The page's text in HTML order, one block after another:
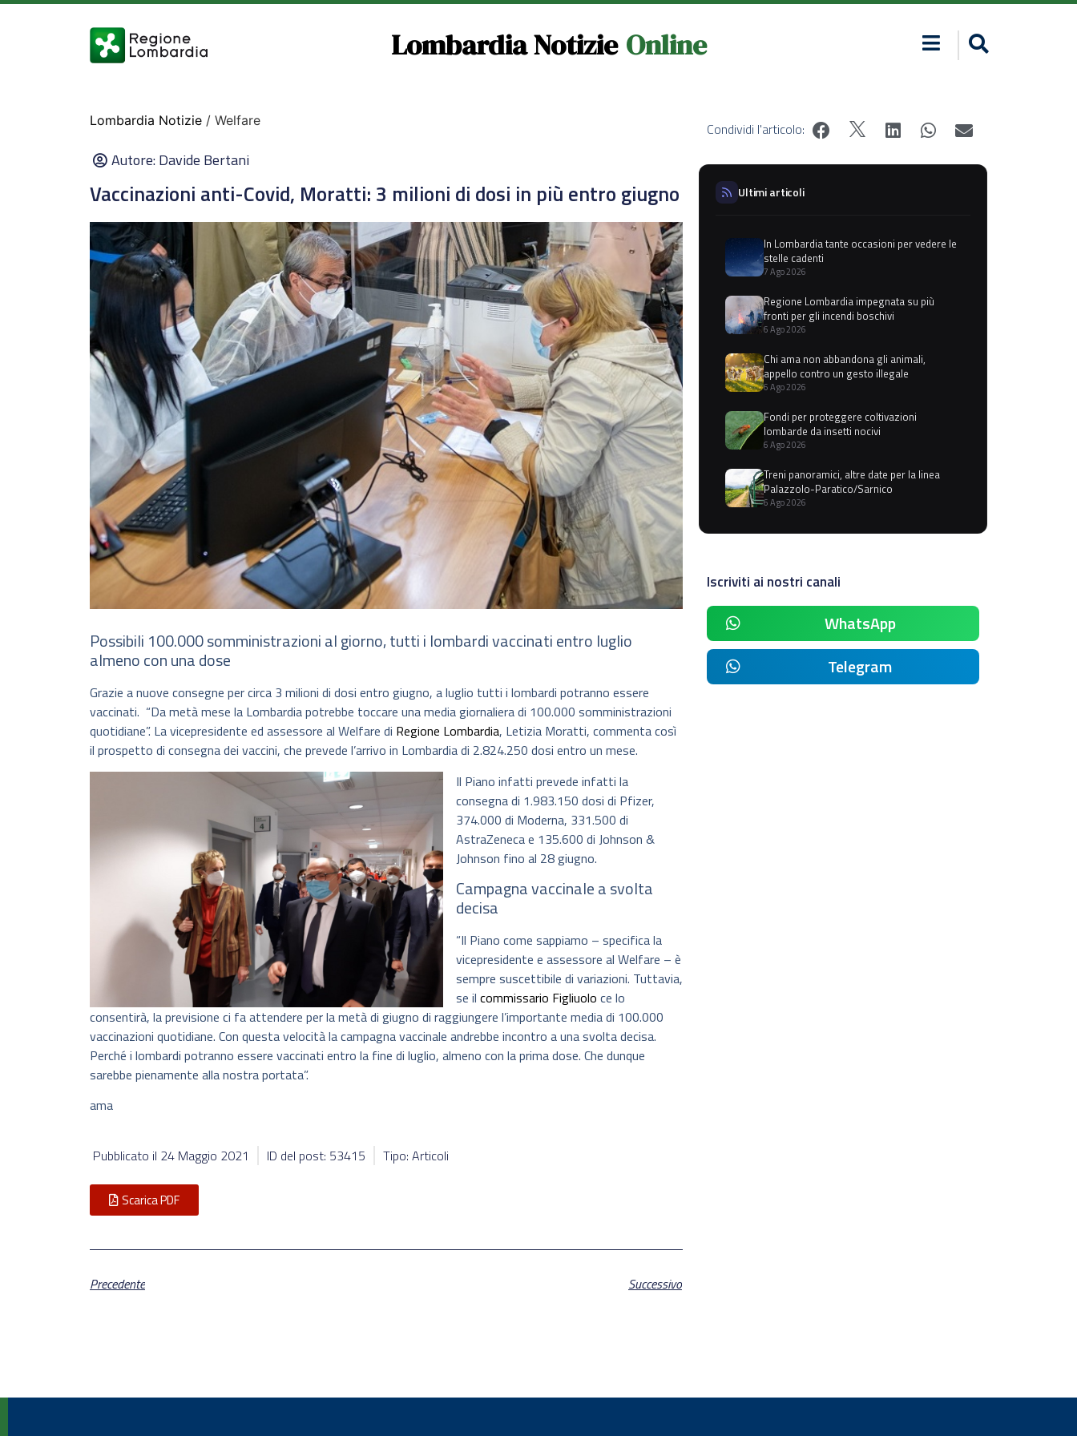
Lombardia Notizie Online
Lombardia Notizie / Welfare
Autore:Davide Bertani
Vaccinazioni anti-Covid, Moratti: 3 milioni di dosi in più entro giugno
Possibili 100.000 somministrazioni al giorno, tutti i lombardi vaccinati entro luglio
almeno con una dose
Grazie a nuove consegne per circa 3 milioni di dosi entro giugno, a luglio tutti i lombardi potranno essere
vaccinati. “Da metà mese la Lombardia potrebbe toccare una media giornaliera di 100.000 somministrazioni
quotidiane”. La vicepresidente ed assessore al Welfare di Regione Lombardia, Letizia Moratti, commenta così
il prospetto di consegna dei vaccini, che prevede l’arrivo in Lombardia di 2.824.250 dosi entro un mese.
Il Piano infatti prevede infatti la
consegna di 1.983.150 dosi di Pfizer,
374.000 di Moderna, 331.500 di
AstraZeneca e 135.600 di Johnson &
Johnson fino al 28 giugno.
Campagna vaccinale a svolta
decisa
“Il Piano come sappiamo – specifica la
vicepresidente e assessore al Welfare – è
sempre suscettibile di variazioni. Tuttavia,
se il commissario Figliuolo ce lo
consentirà, la previsione ci fa attendere per la metà di giugno di raggiungere l’importante media di 100.000
vaccinazioni quotidiane. Con questa velocità la campagna vaccinale andrebbe incontro a una svolta decisa.
Perché i lombardi potranno essere vaccinati entro la fine di luglio, almeno con la prima dose. Che dunque
sarebbe pienamente alla nostra portata”.
ama
Pubblicato il 24 Maggio 2021 ID del post: 53415 Tipo: Articoli
Scarica PDF
Precedente Successivo
Condividi l'articolo:
Ultimi articoli
In Lombardia tante occasioni per vedere le
stelle cadenti
7 Ago 2026
Regione Lombardia impegnata su più
fronti per gli incendi boschivi
6 Ago 2026
Chi ama non abbandona gli animali,
appello contro un gesto illegale
6 Ago 2026
Fondi per proteggere coltivazioni
lombarde da insetti nocivi
6 Ago 2026
Treni panoramici, altre date per la linea
Palazzolo-Paratico/Sarnico
6 Ago 2026
Iscriviti ai nostri canali
WhatsApp
Telegram